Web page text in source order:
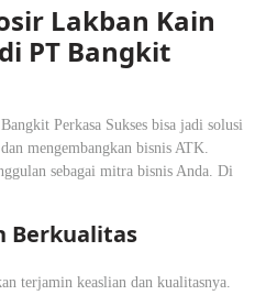
Lakban Kain
PT Bangkit
Perkasa Sukses bisa jadi solusi
mengembangkan bisnis ATK.
sebagai mitra bisnis Anda. Di
Berkualitas
terjamin keaslian dan kualitasnya.